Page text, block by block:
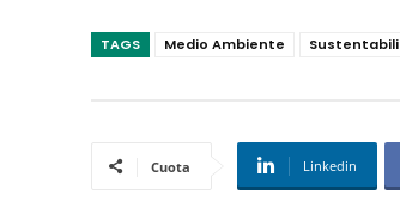
TAGS Medio Ambiente
Cuota Linkedin